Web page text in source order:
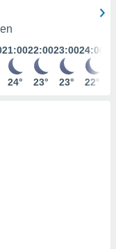
21:00
24°
22:00
23°
23:00
23°
24:00
22°